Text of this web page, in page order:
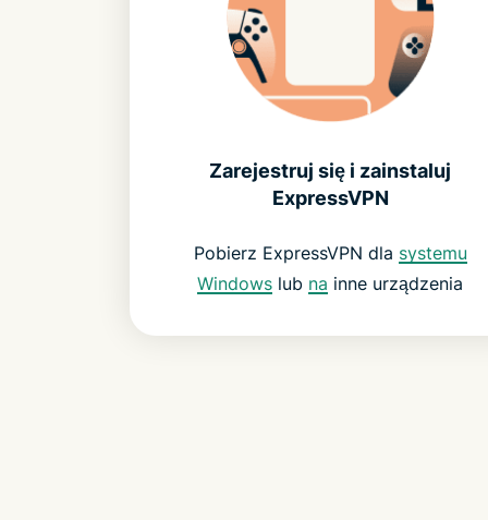
Zarejestruj się i zainstaluj
ExpressVPN
Pobierz ExpressVPN dla systemu
Windows lub na inne urządzenia